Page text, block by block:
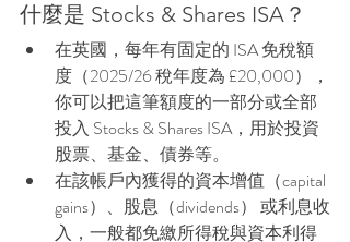
什麼是 Stocks & Shares ISA？
在英國，每年有固定的 ISA 免稅額
度（2025/26 稅年度為 £20,000），
你可以把這筆額度的一部分或全部
投入 Stocks & Shares ISA，用於投資
股票、基金、債券等。
在該帳戶內獲得的資本增值（capital
gains）、股息（dividends） 或利息收
入，一般都免繳所得稅與資本利得